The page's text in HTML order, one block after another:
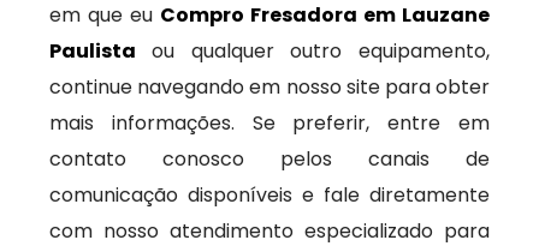
em que eu Compro Fresadora em Lauzane
Paulista ou qualquer outro equipamento,
continue navegando em nosso site para obter
mais informações. Se preferir, entre em
contato conosco pelos canais de
comunicação disponíveis e fale diretamente
com nosso atendimento especializado para